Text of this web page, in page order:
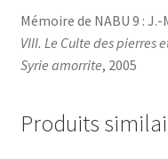
Mémoire de NABU 9 : J.-
VIII. Le Culte des pierres
Syrie amorrite, 2005
Produits